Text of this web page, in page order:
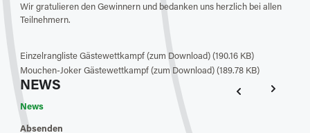
Wir gratulieren den Gewinnern und bedanken uns herzlich bei allen
Teilnehmern.
Einzelrangliste Gästewettkampf (zum Download) (190.16 KB)
Mouchen-Joker Gästewettkampf (zum Download) (189.78 KB)
NEWS
News
Absenden